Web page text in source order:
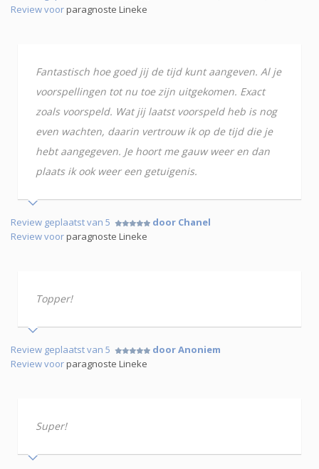
Review voorparagnoste Lineke
Fantastisch hoe goed jij de tijd kunt aangeven. Al je
voorspellingen tot nu toe zijn uitgekomen. Exact
zoals voorspeld. Wat jij laatst voorspeld heb is nog
even wachten, daarin vertrouw ik op de tijd die je
hebt aangegeven. Je hoort me gauw weer en dan
plaats ik ook weer een getuigenis.
Review geplaatst van 5
door Chanel
Review voorparagnoste Lineke
Topper!
Review geplaatst van 5
door Anoniem
Review voorparagnoste Lineke
Super!